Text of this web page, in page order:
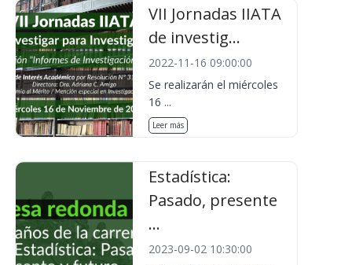
VII Jornadas IIATA
de investig...
2022-11-16 09:00:00
Se realizarán el miércoles
16 ...
Leer más
Estadística:
Pasado, presente
...
2023-09-02 10:30:00